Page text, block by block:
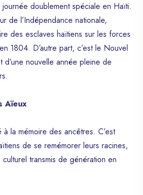
doublement spéciale en Haïti.
de l’Indépendance nationale,
des esclaves haïtiens sur les forces
1804. D’autre part, c’est le Nouvel
d’une nouvelle année pleine de
Aïeux
la mémoire des ancêtres. C’est
de se remémorer leurs racines,
transmis de génération en